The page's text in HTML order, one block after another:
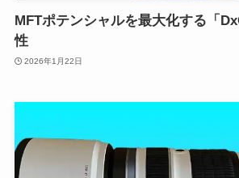
MFTポテンシャルを最大化する「
性
2026年1月22日